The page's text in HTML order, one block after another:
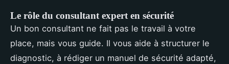
Le rôle du consultant expert en sécurité
Un bon consultant ne fait pas le travail à votre
place, mais vous guide. Il vous aide à structurer le
diagnostic, à rédiger un manuel de sécurité adapté,